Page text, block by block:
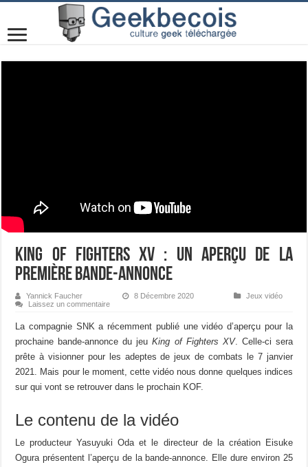
King of Fighters XV : un aperçu de la
première bande-annonce
Yannick Faucher 8 Décembre 2020
Jeux vidéo
Laissez un commentaire
La compagnie SNK a récemment publié une vidéo d’aperçu pour la
prochaine bande-annonce du jeuKing of Fighters XV. Celle-ci sera
prête à visionner pour les adeptes de jeux de combats le 7 janvier
2021. Mais pour le moment, cette vidéo nous donne quelques indices
sur qui vont se retrouver dans le prochain KOF.
Le contenu de la vidéo
Le producteur Yasuyuki Oda et le directeur de la création Eisuke
Ogura présentent l’aperçu de la bande-annonce. Elle dure environ 25